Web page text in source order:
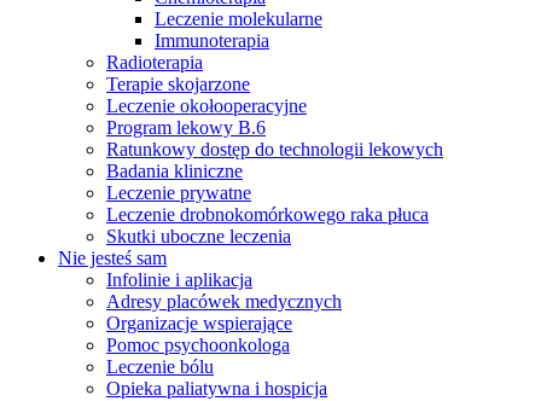
Leczenie molekularne
Immunoterapia
Radioterapia
Terapie skojarzone
Leczenie okołooperacyjne
Program lekowy B.6
Ratunkowy dostęp do technologii lekowych
Badania kliniczne
Leczenie prywatne
Leczenie drobnokomórkowego raka płuca
Skutki uboczne leczenia
Nie jesteś sam
Infolinie i aplikacja
Adresy placówek medycznych
Organizacje wspierające
Pomoc psychoonkologa
Leczenie bólu
Opieka paliatywna i hospicja